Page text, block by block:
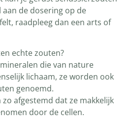
de dosering op de
raadpleeg dan een arts of
echte zouten?
die van nature
lichaam, ze worden ook
genoemd.
afgestemd dat ze makkelijk
door de cellen.